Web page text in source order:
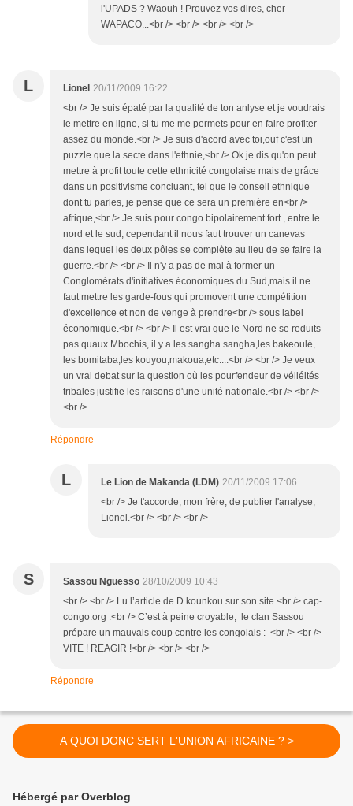
l'UPADS ? Waouh ! Prouvez vos dires, cher
WAPACO...<br /> <br /> <br /> <br />
L Lionel 20/11/2009 16:22
<br /> Je suis épaté par la qualité de ton anlyse et je voudrais
le mettre en ligne, si tu me me permets pour en faire profiter
assez du monde.<br /> Je suis d'acord avec toi,ouf c'est un
puzzle que la secte dans l'ethnie,<br /> Ok je dis qu'on peut
mettre à profit toute cette ethnicité congolaise mais de grâce
dans un positivisme concluant, tel que le conseil ethnique
dont tu parles, je pense que ce sera un première en<br />
afrique,<br /> Je suis pour congo bipolairement fort , entre le
nord et le sud, cependant il nous faut trouver un canevas
dans lequel les deux pôles se complète au lieu de se faire la
guerre.<br /> <br /> Il n'y a pas de mal à former un
Conglomérats d'initiatives économiques du Sud,mais il ne
faut mettre les garde-fous qui promovent une compétition
d'excellence et non de venge à prendre<br /> sous label
économique.<br /> <br /> Il est vrai que le Nord ne se reduits
pas quaux Mbochis, il y a les sangha sangha,les bakeoulé,
les bomitaba,les kouyou,makoua,etc....<br /> <br /> Je veux
un vrai debat sur la question où les pourfendeur de vélléités
tribales justifie les raisons d'une unité nationale.<br /> <br />
<br />
Répondre
L Le Lion de Makanda (LDM) 20/11/2009 17:06
<br /> Je t'accorde, mon frère, de publier l'analyse,
Lionel.<br /> <br /> <br />
S Sassou Nguesso 28/10/2009 10:43
<br /> <br /> Lu l’article de D kounkou sur son site <br /> cap-
congo.org :<br /> C’est à peine croyable, le clan Sassou
prépare un mauvais coup contre les congolais : <br /> <br />
VITE ! REAGIR !<br /> <br /> <br />
Répondre
A QUOI DONC SERT L'UNION AFRICAINE ? >
Hébergé par Overblog